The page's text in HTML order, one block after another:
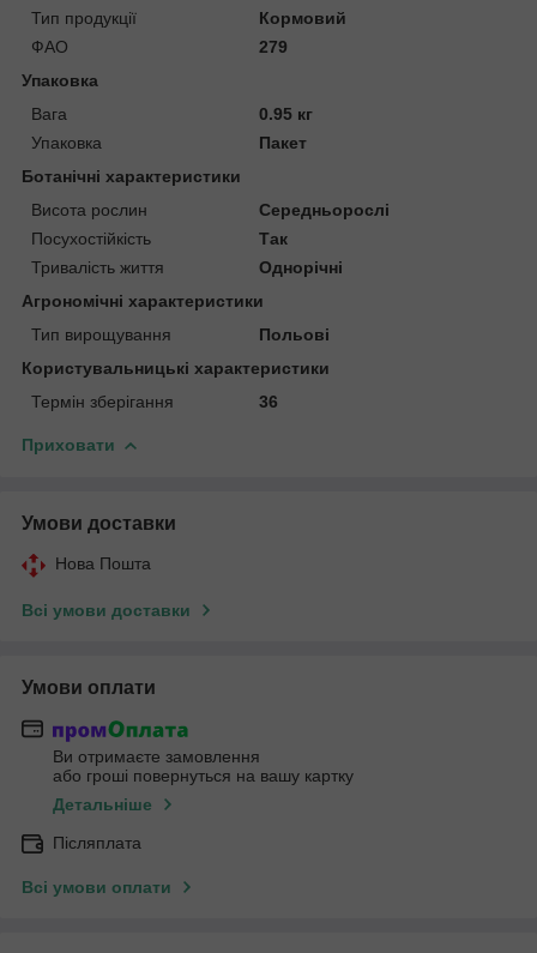
Тип продукції
Кормовий
ФАО
279
Упаковка
Вага
0.95 кг
Упаковка
Пакет
Ботанічні характеристики
Висота рослин
Середньорослі
Посухостійкість
Так
Тривалість життя
Однорічні
Агрономічні характеристики
Тип вирощування
Польові
Користувальницькі характеристики
Термін зберігання
36
Приховати
Умови доставки
Нова Пошта
Всі умови доставки
Умови оплати
Ви отримаєте замовлення
або гроші повернуться на вашу картку
Детальніше
Післяплата
Всі умови оплати